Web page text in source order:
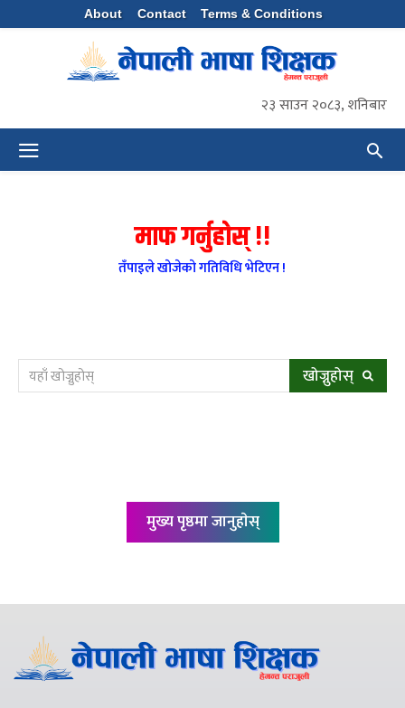
About Contact Terms & Conditions
२३ साउन २०८३, शनिबार
माफ गर्नुहाेस् !!
तँपाइले खाेजेकाे गतिविधि भेटिएन !
यहाँ खोज्नुहोस् खोज्नुहोस्
मुख्य पृष्ठमा जानुहाेस्